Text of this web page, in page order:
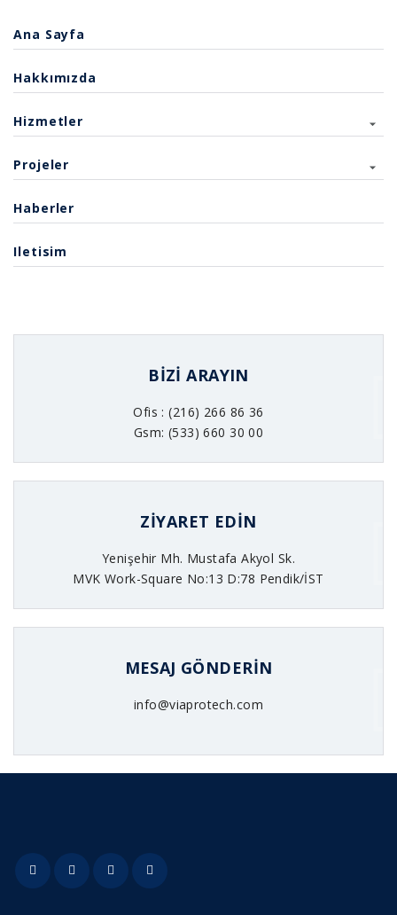
Ana Sayfa
Hakkımızda
Hizmetler
Projeler
Haberler
Iletisim
BIZI ARAYIN
Ofis : (216) 266 86 36
Gsm: (533) 660 30 00
ZIYARET EDIN
Yenişehir Mh. Mustafa Akyol Sk.
MVK Work-Square No:13 D:78 Pendik/İST
MESAJ GÖNDERIN
info@viaprotech.com